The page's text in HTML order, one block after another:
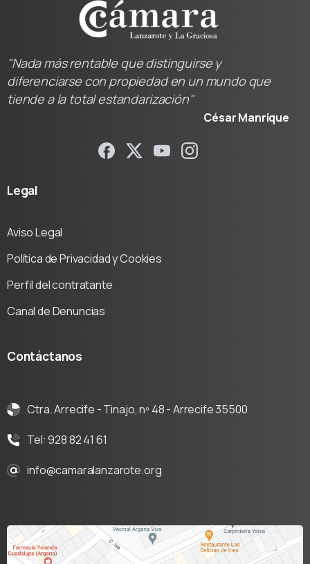
"Nada más rentable que distinguirse y
diferenciarse con propiedad en un mundo que
tiende a la total estandarización"
César Manrique
Legal
Aviso Legal
Política de Privacidad y Cookies
Perfil del contratante
Canal de Denuncias
Contáctanos
Ctra. Arrecife - Tinajo, nº 48 - Arrecife 35500
Tel: 928 82 41 61
info@camaralanzarote.org